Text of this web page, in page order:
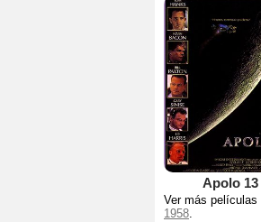
Apolo 13
Ver más películas
1958.